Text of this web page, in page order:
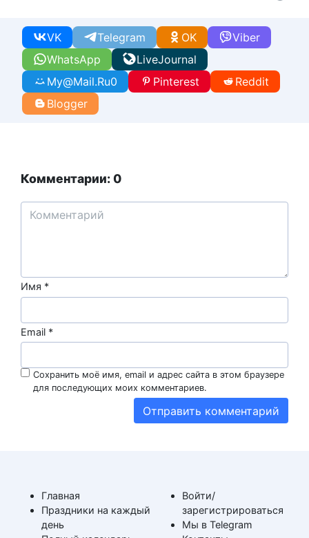
WhatsApp
VK Telegram Viber
OK
LiveJournal
My@Mail.Ru0 Pinterest
Reddit
Blogger
Комментарии: 0
Имя *
Email *
Сохранить моё имя, email и адрес сайта в этом браузере
для последующих моих комментариев.
Главная
Праздники на каждый
день
Войти/
зарегистрироваться
Мы в Telegram